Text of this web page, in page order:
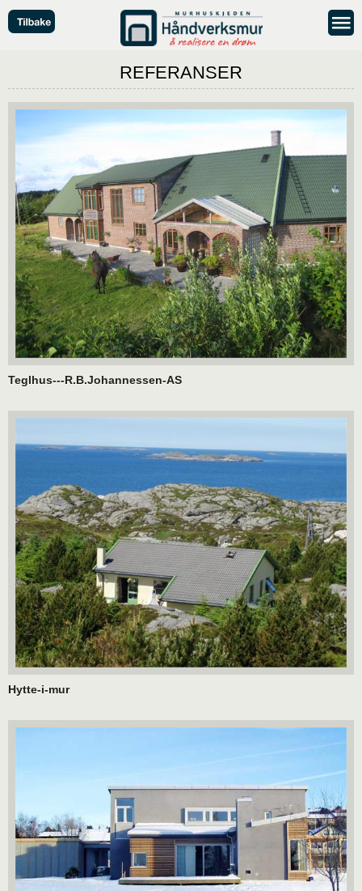
REFERANSER
Teglhus---R.B.Johannessen-AS
Hytte-i-mur